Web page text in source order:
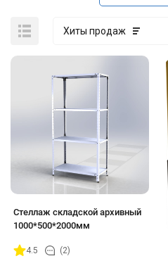
Хиты продаж
Стеллаж складской архивный
1000*500*2000мм
4.5 (2)